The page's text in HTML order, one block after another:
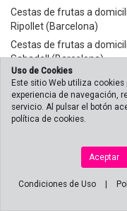
Cestas de frutas a
Ripollet (Barcelona)
Cestas de frutas a
Sabadell (Barcelona)
Cestas de frutas a
Sant Pere de Ribes
(Barcelona)
Santa Perpétua de Mogoda
Cestas de frutas a
Uso de Cookies
Este sitio Web utiliza
experiencia de navegación,
servicio. Al pulsar el botón
política de cookies.
Aceptar
Condiciones de Uso